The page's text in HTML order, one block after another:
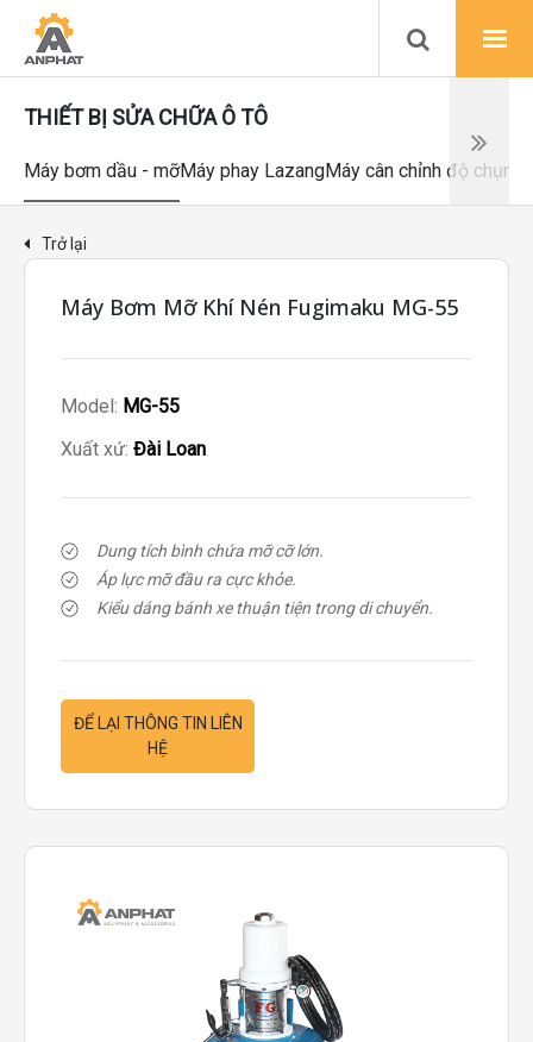
THIẾT BỊ SỬA CHỮA Ô TÔ
Máy bơm dầu - mỡMáy phay LazangMáy cân chỉnh độ chụm
Trở lại
Máy Bơm Mỡ Khí Nén Fugimaku MG-55
Model: MG-55
Xuất xứ: Đài Loan
Dung tích bình chứa mỡ cỡ lớn.
Áp lực mỡ đầu ra cực khỏe.
Kiểu dáng bánh xe thuận tiện trong di chuyển.
ĐỂ LẠI THÔNG TIN LIÊN
HỆ